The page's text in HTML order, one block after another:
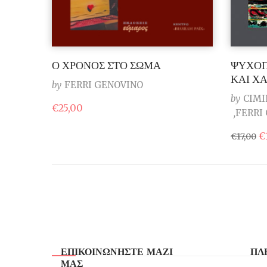
Ο ΧΡΟΝΟΣ ΣΤΟ ΣΩΜΑ
by FERRI GENOVINO
€25,00
ΚΑΙ
by
FERRI
€17,00 €
ΕΠΙΚΟΙΝΩΝΗΣΤΕ ΜΑΖΙ
ΜΑΣ